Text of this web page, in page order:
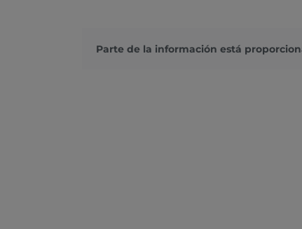
Parte de la información está